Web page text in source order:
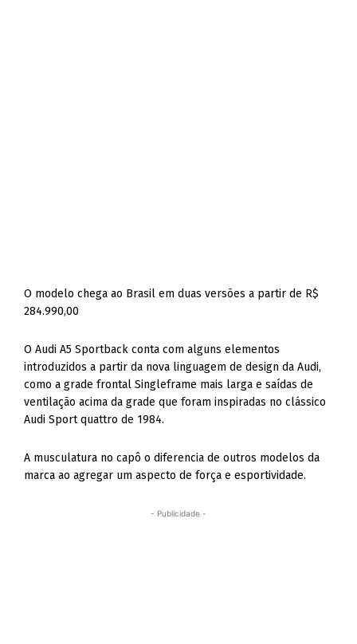
O modelo chega ao Brasil em duas versões a partir de R$
284.990,00
O Audi A5 Sportback conta com alguns elementos
introduzidos a partir da nova linguagem de design da Audi,
como a grade frontal Singleframe mais larga e saídas de
ventilação acima da grade que foram inspiradas no clássico
Audi Sport quattro de 1984.
A musculatura no capô o diferencia de outros modelos da
marca ao agregar um aspecto de força e esportividade.
- Publicidade -